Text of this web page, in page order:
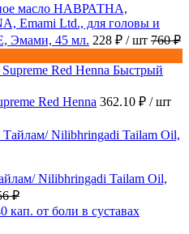
масло НАВРАТНА,
Emami Ltd., для головы и
45 мл. 228 ₽ / шт 760 ₽
Быстрый
Red Henna 362.10 ₽ / шт
Nilibhringadi Tailam Oil,
₽